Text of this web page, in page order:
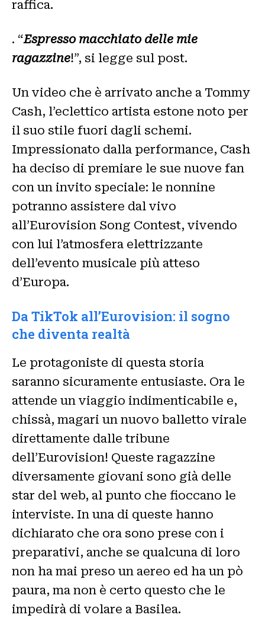
raffica.
. “Espresso macchiato delle mie
ragazzine!”, si legge sul post.
Un video che è arrivato anche a Tommy
Cash, l’eclettico artista estone noto per
il suo stile fuori dagli schemi.
Impressionato dalla performance, Cash
ha deciso di premiare le sue nuove fan
con un invito speciale: le nonnine
potranno assistere dal vivo
all’Eurovision Song Contest, vivendo
con lui l’atmosfera elettrizzante
dell’evento musicale più atteso
d’Europa.
Da TikTok all’Eurovision: il sogno
che diventa realtà
Le protagoniste di questa storia
saranno sicuramente entusiaste. Ora le
attende un viaggio indimenticabile e,
chissà, magari un nuovo balletto virale
direttamente dalle tribune
dell’Eurovision! Queste ragazzine
diversamente giovani sono già delle
star del web, al punto che fioccano le
interviste. In una di queste hanno
dichiarato che ora sono prese con i
preparativi, anche se qualcuna di loro
non ha mai preso un aereo ed ha un pò
paura, ma non è certo questo che le
impedirà di volare a Basilea.